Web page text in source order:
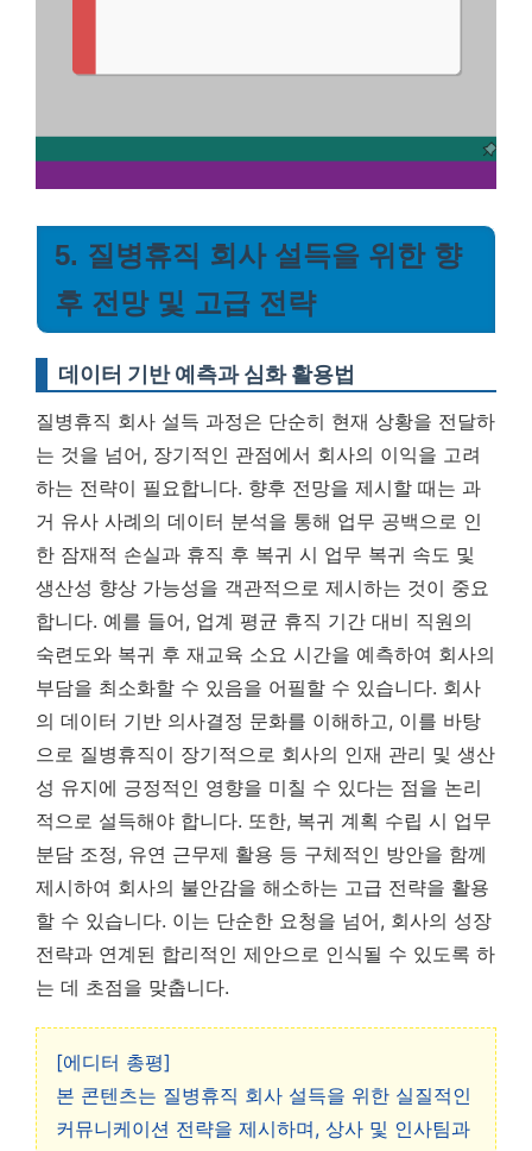
5. 질병휴직 회사 설득을 위한 향
후 전망 및 고급 전략
데이터 기반 예측과 심화 활용법
질병휴직 회사 설득 과정은 단순히 현재 상황을 전달하
는 것을 넘어, 장기적인 관점에서 회사의 이익을 고려
하는 전략이 필요합니다. 향후 전망을 제시할 때는 과
거 유사 사례의 데이터 분석을 통해 업무 공백으로 인
한 잠재적 손실과 휴직 후 복귀 시 업무 복귀 속도 및
생산성 향상 가능성을 객관적으로 제시하는 것이 중요
합니다. 예를 들어, 업계 평균 휴직 기간 대비 직원의
숙련도와 복귀 후 재교육 소요 시간을 예측하여 회사의
부담을 최소화할 수 있음을 어필할 수 있습니다. 회사
의 데이터 기반 의사결정 문화를 이해하고, 이를 바탕
으로 질병휴직이 장기적으로 회사의 인재 관리 및 생산
성 유지에 긍정적인 영향을 미칠 수 있다는 점을 논리
적으로 설득해야 합니다. 또한, 복귀 계획 수립 시 업무
분담 조정, 유연 근무제 활용 등 구체적인 방안을 함께
제시하여 회사의 불안감을 해소하는 고급 전략을 활용
할 수 있습니다. 이는 단순한 요청을 넘어, 회사의 성장
전략과 연계된 합리적인 제안으로 인식될 수 있도록 하
는 데 초점을 맞춥니다.
[에디터 총평]
본 콘텐츠는 질병휴직 회사 설득을 위한 실질적인
커뮤니케이션 전략을 제시하며, 상사 및 인사팀과